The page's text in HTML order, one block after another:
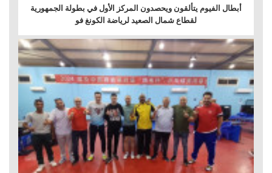
أبطال الفيوم يتألقون ويحصدون المركز الأول في بطولة الجمهورية
لقطاع شمال الصعيد لرياضة الكونغ فو